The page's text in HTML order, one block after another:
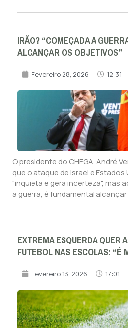
IRÃO? “COMEÇADA A
ALCANÇAR OS OBJETIVOS”
Fevereiro 28, 2026 12:31
O presidente do CHEGA, André
que o ataque de Israel e
"inquieta e gera incerteza", mas
a guerra, é fundamental
EXTREMA ESQUERDA QUER
FUTEBOL NAS ESCOLAS: “É
Fevereiro 13, 2026 17:01